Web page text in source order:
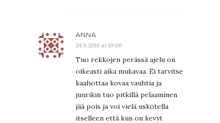
ANNA
24.9.2018 at 19:00
Tuo rekkojen perässä ajelu on
oikeasti aika mukavaa. Ei tarvitse
kaahottaa kovaa vauhtia ja
juurikin tuo pitkillä pelaaminen
jää pois ja voi vielä uskotella
itselleen että kun on kevyt